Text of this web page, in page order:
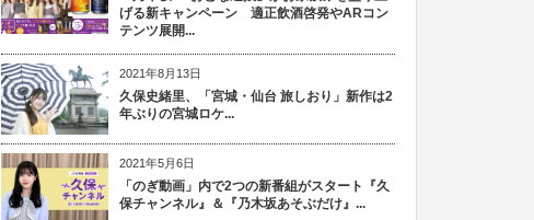
げる新キャンペーン 適正飲酒啓発やARコン
テンツ展開...
2021年8月13日
久保史緒里、「宮城・仙台 旅しおり」新作は2
年ぶりの宮城ロケ...
2021年5月6日
「のぎ動画」内で2つの新番組がスタート『久
保チャンネル』＆『乃木坂あそぶだけ』...